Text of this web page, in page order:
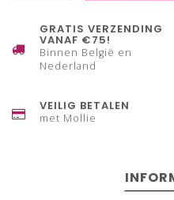
GRATIS VERZENDING
VANAF €75!
Binnen België en
Nederland
VEILIG BETALEN
met Mollie